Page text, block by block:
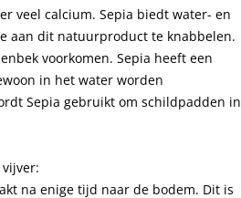
veel calcium. Sepia biedt water- en
aan dit natuurproduct te knabbelen.
voorkomen. Sepia heeft een
in het water worden
Sepia gebruikt om schildpadden in
na enige tijd naar de bodem. Dit is